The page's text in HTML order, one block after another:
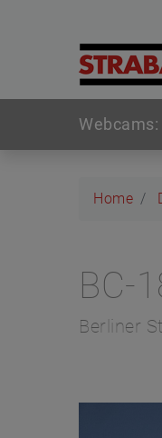
Webcams:
Home
BC-
Berliner